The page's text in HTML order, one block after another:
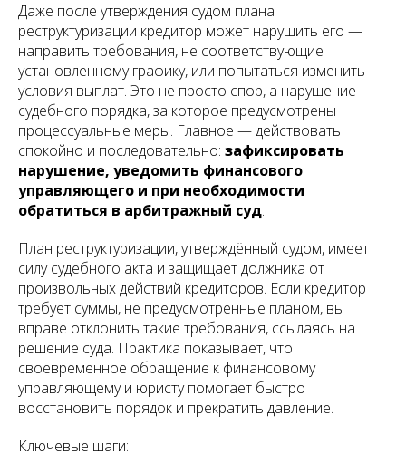
Даже после утверждения судом плана
реструктуризации кредитор может нарушить его —
направить требования, не соответствующие
установленному графику, или попытаться изменить
условия выплат. Это не просто спор, а нарушение
судебного порядка, за которое предусмотрены
процессуальные меры. Главное — действовать
спокойно и последовательно: зафиксировать
нарушение, уведомить финансового
управляющего и при необходимости
обратиться в арбитражный суд.
План реструктуризации, утверждённый судом, имеет
силу судебного акта и защищает должника от
произвольных действий кредиторов. Если кредитор
требует суммы, не предусмотренные планом, вы
вправе отклонить такие требования, ссылаясь на
решение суда. Практика показывает, что
своевременное обращение к финансовому
управляющему и юристу помогает быстро
восстановить порядок и прекратить давление.
Ключевые шаги: